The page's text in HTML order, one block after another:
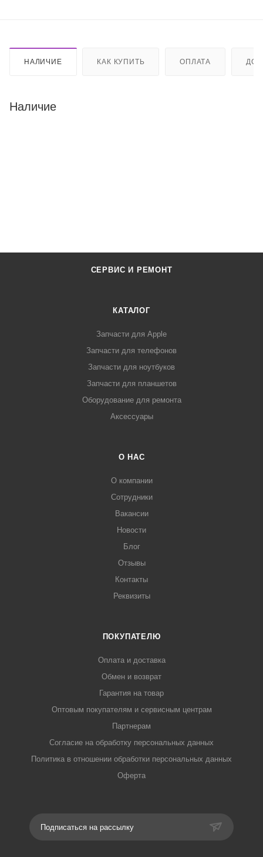
НАЛИЧИЕ КАК КУПИТЬ ОПЛАТА
Наличие
СЕРВИС И РЕМОНТ
КАТАЛОГ
Запчасти для Apple
Запчасти для телефонов
Запчасти для ноутбуков
Запчасти для планшетов
Оборудование для ремонта
Аксессуары
О НАС
О компании
Сотрудники
Вакансии
Новости
Блог
Отзывы
Контакты
Реквизиты
ПОКУПАТЕЛЮ
Оплата и доставка
Обмен и возврат
Гарантия на товар
Оптовым покупателям и сервисным центрам
Партнерам
Согласие на обработку персональных данных
Политика в отношении обработки персональных данных
Оферта
Подписаться на рассылку